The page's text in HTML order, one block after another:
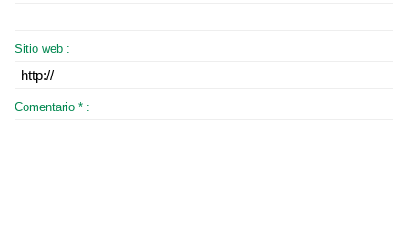
Sitio web :
Comentario * :